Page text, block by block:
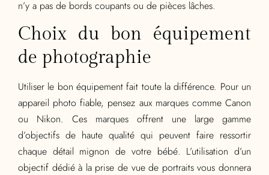
n’y a pas de bords coupants ou de pièces lâches.
Choix du bon équipement
de photographie
Utiliser le bon équipement fait toute la différence. Pour un
appareil photo fiable, pensez aux marques comme Canon
ou Nikon. Ces marques offrent une large gamme
d’objectifs de haute qualité qui peuvent faire ressortir
chaque détail mignon de votre bébé. L’utilisation d’un
objectif dédié à la prise de vue de portraits vous donnera